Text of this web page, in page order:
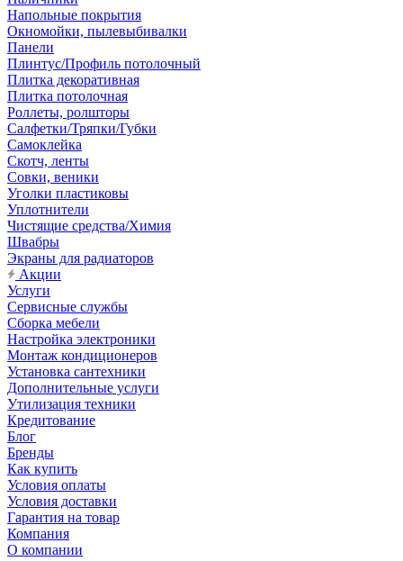
Напольные покрытия
Окномойки, пылевыбивалки
Панели
Плинтус/Профиль потолочный
Плитка декоративная
Плитка потолочная
Роллеты, ролшторы
Салфетки/Тряпки/Губки
Самоклейка
Скотч, ленты
Совки, веники
Уголки пластиковы
Уплотнители
Чистящие средства/Химия
Швабры
Экраны для радиаторов
Акции
Услуги
Сервисные службы
Сборка мебели
Настройка электроники
Монтаж кондиционеров
Установка сантехники
Дополнительные услуги
Утилизация техники
Кредитование
Блог
Бренды
Как купить
Условия оплаты
Условия доставки
Гарантия на товар
Компания
О компании